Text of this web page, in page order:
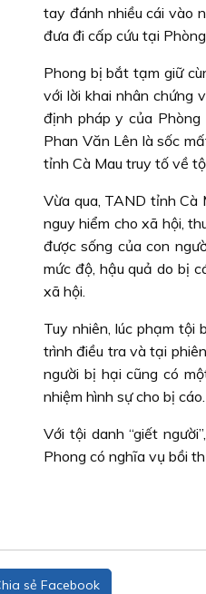
tay đánh nhiều cái vào
đưa đi cấp cứu tại
Phong bị bắt tạm giữ
với lời khai nhân chứng
định pháp y của
Phan Văn Lên là sốc
tỉnh Cà Mau truy tố về
Vừa qua, TAND tỉnh
nguy hiểm cho xã hội,
được sống của con
mức độ, hậu quả do bị
xã hội.
Tuy nhiên, lúc phạm tội
trình điều tra và tại
người bị hại cũng có
nhiệm hình sự cho bị cáo.
Với tội danh “giết
Phong có nghĩa vụ bồi
sẻ Facebook